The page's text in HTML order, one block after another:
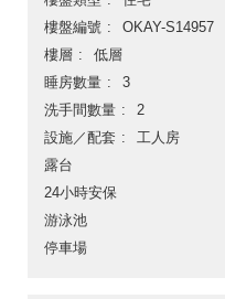
樓盤編號
OKAY-S14957
樓層
低層
睡房數量
3
洗手間數量
2
設施／配套
工人房
露台
24小時安保
游泳池
停車場